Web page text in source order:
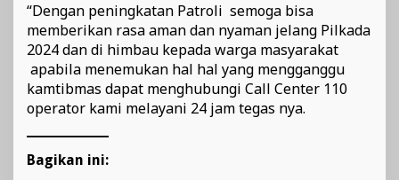
“Dengan peningkatan Patroli semoga bisa
memberikan rasa aman dan nyaman jelang Pilkada
2024 dan di himbau kepada warga masyarakat
apabila menemukan hal hal yang mengganggu
kamtibmas dapat menghubungi Call Center 110
operator kami melayani 24 jam tegas nya.
Bagikan ini: